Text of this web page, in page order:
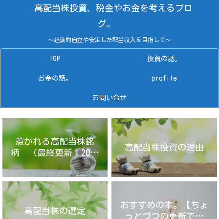
高配当株投資、税金やお金を考えるブロ
グ。
～経済的自立や安定した配当収入を目指して～
TOP 投資の話。
お金の話。 profile
お問い合せ
惹かれる高配当株銘
柄 （最終更新：2025
年4月14日）
高配当株投資の理由
高配当株の選定
おすすめの本。【ちょ
っとづつの更新です